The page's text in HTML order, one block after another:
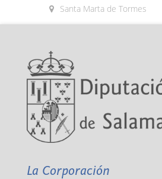
Santa Marta de Tormes
La Corporación